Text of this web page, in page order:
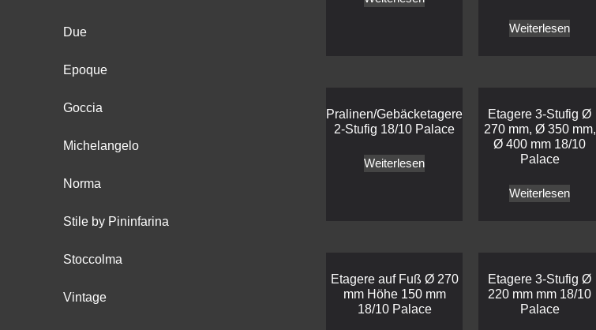
Due
Epoque
Goccia
Michelangelo
Norma
Stile by Pininfarina
Stoccolma
Vintage
Weiterlesen
Pralinen/Gebäcketagere
2-Stufig 18/10 Palace
Weiterlesen
Etagere 3-Stufig Ø
270 mm, Ø 350 mm,
Ø 400 mm 18/10
Palace
Weiterlesen
Etagere auf Fuß Ø 270
mm Höhe 150 mm
18/10 Palace
Etagere 3-Stufig Ø
220 mm mm 18/10
Palace